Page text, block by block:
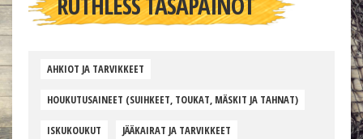
AHKIOT JA TARVIKKEET
HOUKUTUSAINEET (SUIHKEET, TOUKAT, MÄSKIT JA TAHNAT)
ISKUKOUKUT JÄÄKAIRAT JA TARVIKKEET